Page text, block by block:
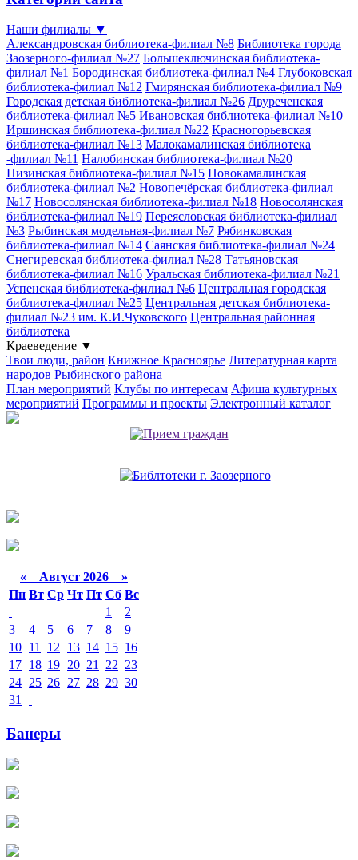
Наши филиалы ▼
Александровская библиотека-филиал №8 Библиотека города
Заозерного-филиал №27 Большеключинская библиотека-
филиал №1 Бородинская библиотека-филиал №4 Глубоковская
библиотека-филиал №12 Гмирянская библиотека-филиал №9
Городская детская библиотека-филиал №26 Двуреченская
библиотека-филиал №5 Ивановская библиотека-филиал №10
Иршинская библиотека-филиал №22 Красногорьевская
библиотека-филиал №13 Малокамалинская библиотека
-филиал №11 Налобинская библиотека-филиал №20
Низинская библиотека-филиал №15 Новокамалинская
библиотека-филиал №2 Новопечёрская библиотека-филиал
№17 Новосолянская библиотека-филиал №18 Новосолянская
библиотека-филиал №19 Переясловская библиотека-филиал
№3 Рыбинская модельная-филиал №7 Рябинковская
библиотека-филиал №14 Саянская библиотека-филиал №24
Снегиревская библиотека-филиал №28 Татьяновская
библиотека-филиал №16 Уральская библиотека-филиал №21
Успенская библиотека-филиал №6 Центральная городская
библиотека-филиал №25 Центральная детская библиотека-
филиал №23 им. К.И.Чуковского Центральная районная
библиотека
Краеведение ▼
Твои люди, район Книжное Красноярье Литературная карта
народов Рыбинского района
План мероприятий Клубы по интересам Афиша культурных
мероприятий Программы и проекты Электронный каталог
« Август 2026 »
Пн Вт Ср Чт Пт Сб Вс
1
2
3
4 5 6 7 8
9
10 11 12 13 14 15 16
17 18 19 20 21 22 23
24 25 26 27 28 29 30
31
Банеры